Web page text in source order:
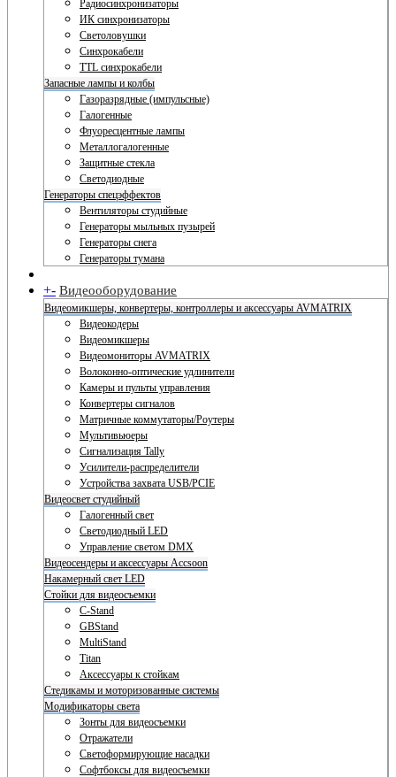
Радиосинхронизаторы
ИК синхронизаторы
Светоловушки
Синхрокабели
TTL синхрокабели
Запасные лампы и колбы
Газоразрядные (импульсные)
Галогенные
Флуоресцентные лампы
Металлогалогенные
Защитные стекла
Светодиодные
Генераторы спецэффектов
Вентиляторы студийные
Генераторы мыльных пузырей
Генераторы снега
Генераторы тумана
+- Видеооборудование
Видеомикшеры, конвертеры, контроллеры и аксессуары AVMATRIX
Видеокодеры
Видеомикшеры
Видеомониторы AVMATRIX
Волоконно-оптические удлинители
Камеры и пульты управления
Конвертеры сигналов
Матричные коммутаторы/Роутеры
Мультивьюеры
Сигнализация Tally
Усилители-распределители
Устройства захвата USB/PCIE
Видеосвет студийный
Галогенный свет
Светодиодный LED
Управление светом DMX
Видеосендеры и аксессуары Accsoon
Накамерный свет LED
Стойки для видеосъемки
C-Stand
GBStand
MultiStand
Titan
Аксессуары к стойкам
Стедикамы и моторизованные системы
Модификаторы света
Зонты для видеосъемки
Отражатели
Светоформирующие насадки
Софтбоксы для видеосъемки